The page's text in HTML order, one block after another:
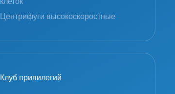
Центрифуги высокоскоростные
Клуб привилегий